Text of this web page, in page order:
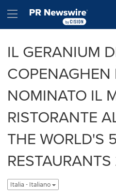
Hamburger menu
IL GERANIUM
COPENAGHEN
NOMINATO IL
RISTORANTE
THE WORLD'S
Italia - Italiano